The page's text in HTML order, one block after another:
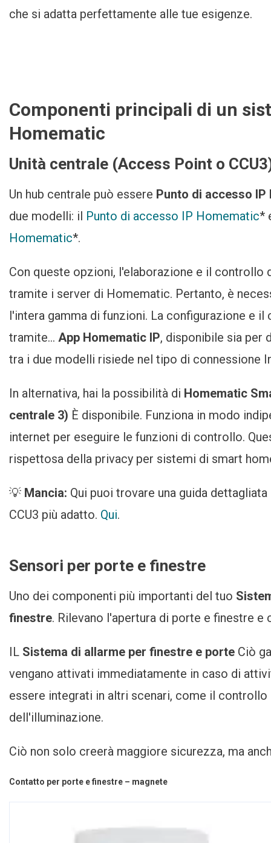
che si adatta perfettamente alle tue esigenze.
Componenti principali di un
Homematic
Unità centrale (Access Point o
Un hub centrale può essere Punto di accesso IP
due modelli: il Punto di accesso IP Homematic*
Homematic*.
Con queste opzioni, l'elaborazione e il controllo
tramite i server di Homematic. Pertanto, è
l'intera gamma di funzioni. La configurazione e
tramite... App Homematic IP, disponibile sia per
tra i due modelli risiede nel tipo di connessione
In alternativa, hai la possibilità di Homematic
centrale 3) È disponibile. Funziona in modo
internet per eseguire le funzioni di controllo.
rispettosa della privacy per sistemi di smart
💡 Mancia: Qui puoi trovare una guida
CCU3 più adatto. Qui.
Sensori per porte e finestre
Uno dei componenti più importanti del tuo
finestre. Rilevano l'apertura di porte e finestre
IL Sistema di allarme per finestre e porte Ciò
vengano attivati immediatamente in caso di
essere integrati in altri scenari, come il
dell'illuminazione.
Ciò non solo creerà maggiore sicurezza, ma
Contatto per porte e finestre – magnete